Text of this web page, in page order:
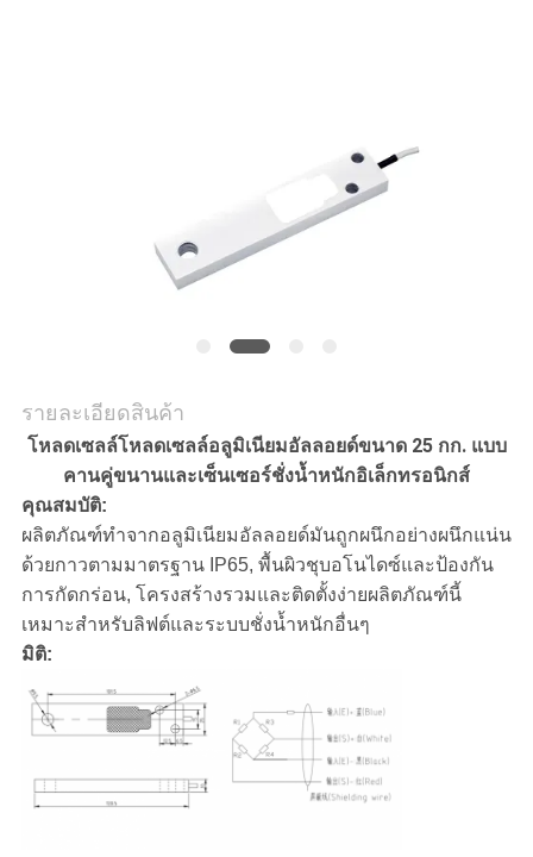
ส่วน
ตัว
รายละเอียดสินค้า
โหลดเซลล์โหลดเซลล์อลูมิเนียมอัลลอยด์ขนาด 25 กก. แบบ
คานคู่ขนานและเซ็นเซอร์ชั่งน้ำหนักอิเล็กทรอนิกส์
คุณสมบัติ:
ผลิตภัณฑ์ทำจากอลูมิเนียมอัลลอยด์มันถูกผนึกอย่างผนึกแน่น
ด้วยกาวตามมาตรฐาน IP65, พื้นผิวชุบอโนไดซ์และป้องกัน
การกัดกร่อน, โครงสร้างรวมและติดตั้งง่ายผลิตภัณฑ์นี้
เหมาะสำหรับลิฟต์และระบบชั่งน้ำหนักอื่นๆ
มิติ: